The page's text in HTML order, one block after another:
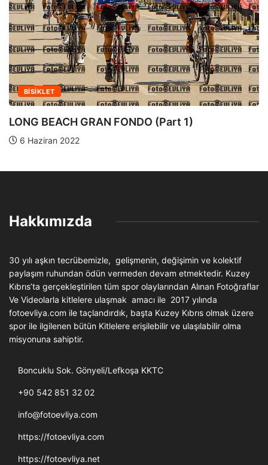
BISIKLET
Takım tt Güner Burgul Anı Bisiklet Yarışı
9 Mayıs 2021
Hakkımızda
30 yılı aşkın tecrübemizle, gelişmenin, değişimin ve kolektif
paylaşım ruhundan ödün vermeden devam etmektedir. Kuzey
Kıbrıs’ta gerçekleştirilen tüm spor olaylarından Alınan Fotoğraflar
Ve Videolarla kitlelere ulaşmak amacı ile 2017 yılında
fotoevliya.com ile taçlandırdık, başta Kuzey Kıbrıs olmak üzere
spor ile ilgilenen bütün Kitlelere erişilebilir ve ulaşılabilir olma
misyonuna sahiptir.
Boncuklu Sok. Gönyeli/Lefkoşa KKTC
+90 542 851 32 02
info@fotoevliya.com
https://fotoevliya.com
https://fotoevliya.net